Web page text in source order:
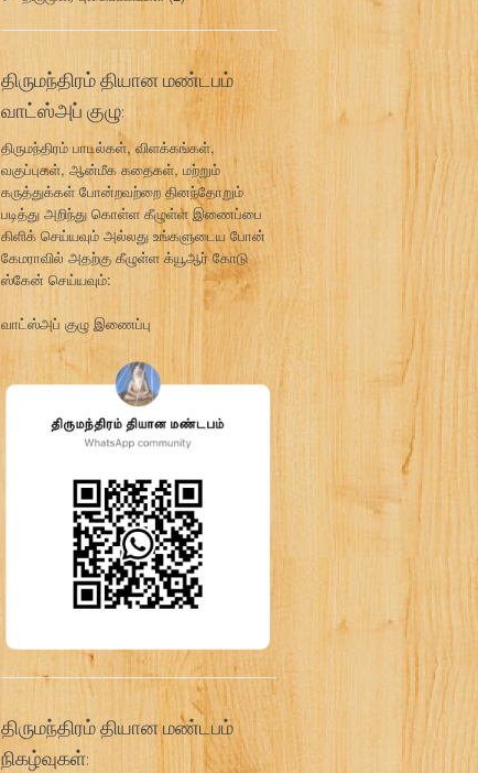
திருமந்திரம் தியான மண்டபம்
வாட்ஸ்அப் குழு:
திருமந்திரம் பாடல்கள், விளக்கங்கள்,
வகுப்புகள், ஆன்மீக கதைகள், மற்றும்
கருத்துக்கள் போன்றவற்றை தினந்தோறும்
படித்து அறிந்து கொள்ள கீழுள்ள இணைப்பை
கிளிக் செய்யவும் அல்லது உங்களுடைய போன்
கேமராவில் அதற்கு கீழுள்ள க்யூஆர் கோடு
ஸ்கேன் செய்யவும்:
வாட்ஸ்அப் குழு இணைப்பு
திருமந்திரம் தியான மண்டபம்
நிகழ்வுகள்: